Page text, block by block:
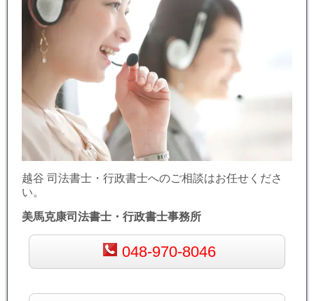
越谷 司法書士・行政書士へのご相談はお任せくださ
い。
美馬克康司法書士・行政書士事務所
048-970-8046